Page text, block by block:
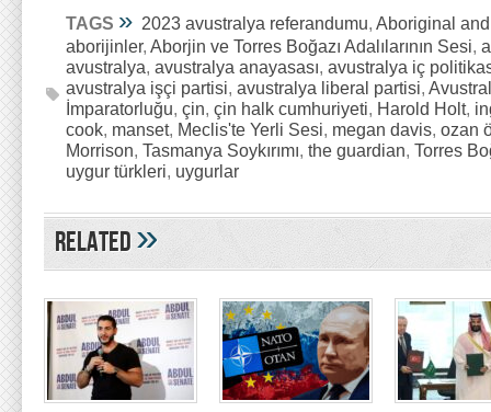
TAGS » 2023 avustralya referandumu, Aboriginal
aborijinler, Aborjin ve Torres Boğazı Adalılarının Sesi,
avustralya, avustralya anayasası, avustralya iç
avustralya işçi partisi, avustralya liberal partisi,
İmparatorluğu, çin, çin halk cumhuriyeti, Harold Holt,
cook, manset, Meclis'te Yerli Sesi, megan davis, ozan
Morrison, Tasmanya Soykırımı, the guardian, Torres
uygur türkleri, uygurlar
Related»